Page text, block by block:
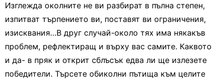
Изглежда околните не ви разбират в пълна степен,
изпитват търпението ви, поставят ви ограничения,
изисквания…В друг случай-около тях има някакъв
проблем, рефлектиращ и върху вас самите. Каквото
и да- в пряк и открит сблъсък едва ли ще излезете
победители. Търсете обиколни пътища към целите